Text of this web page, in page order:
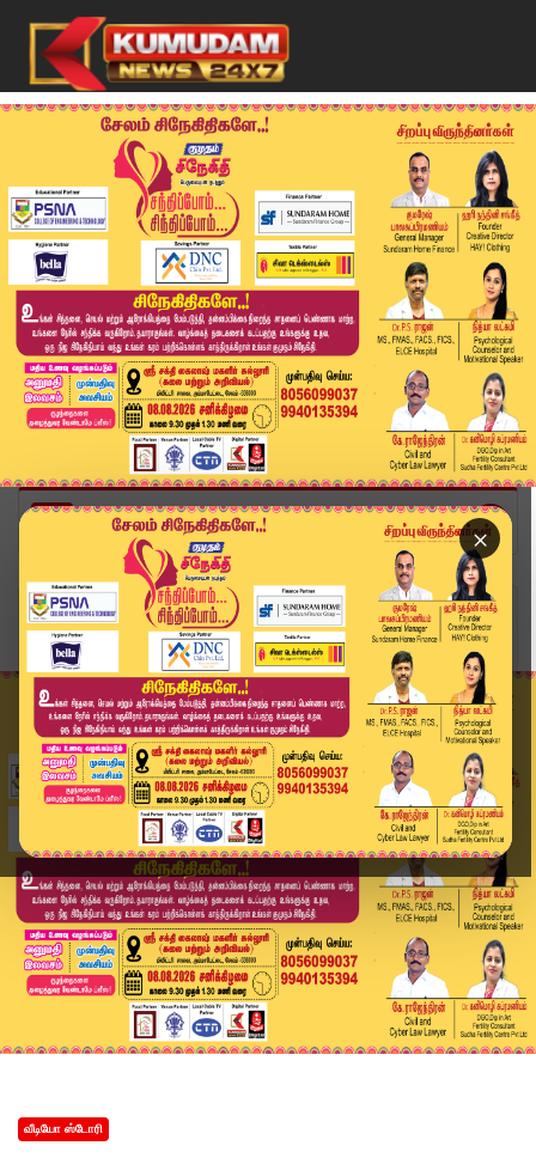
×
Home
வீடியோ ஸ்டோரி
லோக்கல் இரயில் பயணிகளுக்கு முக்கிய அறிவிப்பு.. ...
வீடியோ ஸ்டோரி